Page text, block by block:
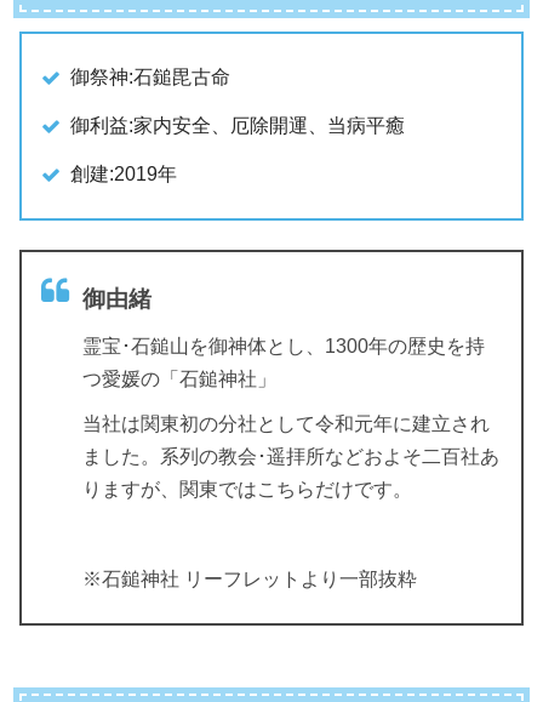
御祭神:石鎚毘古命
御利益:家内安全、厄除開運、当病平癒
創建:2019年
御由緒
霊宝･石鎚山を御神体とし、1300年の歴史を持
つ愛媛の「石鎚神社」
当社は関東初の分社として令和元年に建立され
ました。系列の教会･遥拝所などおよそ二百社あ
りますが、関東ではこちらだけです。
※石鎚神社 リーフレットより一部抜粋